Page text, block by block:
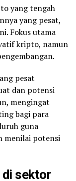
yang tengah
yang pesat,
Fokus utama
kripto, namun
pesat
dan potensi
mengingat
bagi para
guna
menilai potensi
di sektor